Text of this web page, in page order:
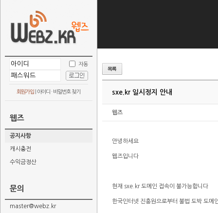
자동
회원가입 아이디 · 비밀번호 찾기
웹즈
공지사항
캐시충전
수익금정산
문의
master@webz.kr
sxe.kr 일시정지 안내
웹즈
안녕하세요
웹즈입니다
현재 sxe.kr 도메인 접속이 불가능합니다
한국인터넷 진흥원으로부터 불법 도박 도메